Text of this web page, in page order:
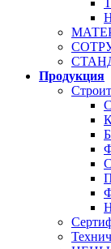
Продукция